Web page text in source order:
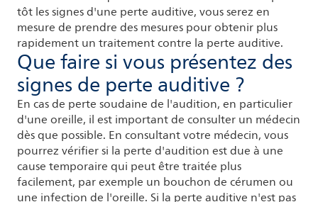
tôt les signes d'une perte auditive, vous serez en
mesure de prendre des mesures pour obtenir plus
rapidement un traitement contre la perte auditive.
Que faire si vous présentez des
signes de perte auditive ?
En cas de perte soudaine de l'audition, en particulier
d'une oreille, il est important de consulter un médecin
dès que possible. En consultant votre médecin, vous
pourrez vérifier si la perte d'audition est due à une
cause temporaire qui peut être traitée plus
facilement, par exemple un bouchon de cérumen ou
une infection de l'oreille. Si la perte auditive n'est pas